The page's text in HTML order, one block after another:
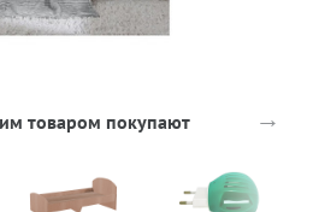
товаром покупают →